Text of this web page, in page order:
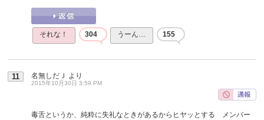
それな！ 304 うーん… 155
11 名無しだＪ より
2015年10月30日 3:59 PM
毒舌というか、純粋に失礼なときがあるからヒヤッとする メンバー